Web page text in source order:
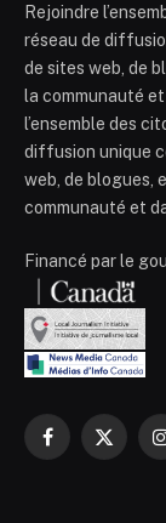
Rejoindre
réseau de
de sites web, de
la communauté
l’ensemble des
diffusion unique
web, de blogues,
communauté et
Financé par le
Facebook
X